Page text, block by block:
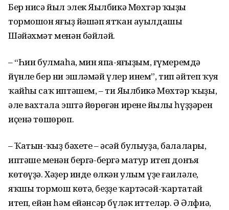
Бер нисә йыл элек Яңылбикә Мөхтәр ҡыҙы
тормошон яңғыҙ йәшәп ятҡан ауылдашы
Шәйәхмәт менән бәйләй.
– “Һин булмаһаң, мин япа-яңғыҙым, ғүмеремдә
йүнле бер ни эшләмәй үлер инем”, тип әйтеп ҡуя
ҡайһы саҡ иптәшем, – ти Яңылбикә Мөхтәр ҡыҙы,
әле вахтала эштә йөрөгән иренең йылы һүҙҙәрен
иҫенә төшөрөп.
– Ҡатын-ҡыҙ бәхете – әсәй булыуҙа, балаларың,
иптәшең менән бергә-бергә матур итеп донъя
көтөүҙә. Хәҙер инде өлкән улым үҙе ғаиләле,
яҡшы тормош көтә, беҙҙе ҡартәсәй-ҡартатай
итеп, ейән һәм ейәнсәр бүләк иттеләр. Ә Әлфиә,